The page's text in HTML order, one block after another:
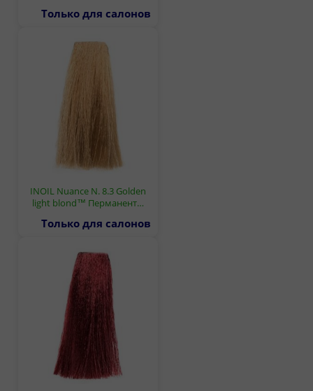
Только для салонов
INOIL Nuance N. 8.3 Golden
light blond™ Перманент…
Только для салонов